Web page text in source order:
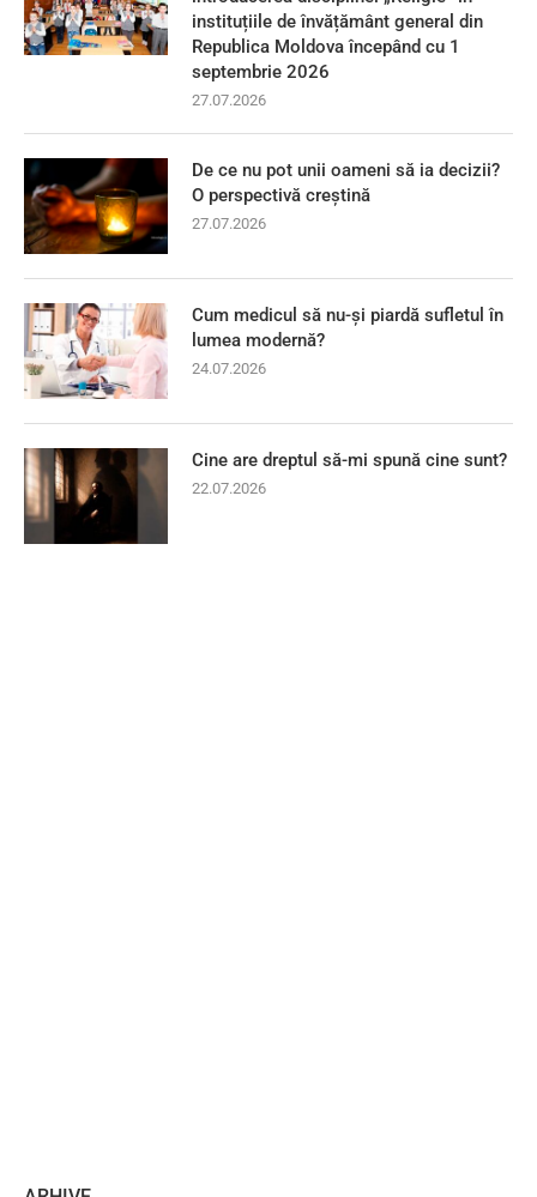
instituțiile de învățământ general din
Republica Moldova începând cu 1
septembrie 2026
27.07.2026
De ce nu pot unii oameni să ia decizii?
O perspectivă creștină
27.07.2026
Cum medicul să nu-și piardă sufletul în
lumea modernă?
24.07.2026
Cine are dreptul să-mi spună cine sunt?
22.07.2026